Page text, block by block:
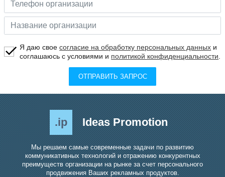
Я даю своесогласие на обработку персональных данных и
соглашаюсь с условиями и политикой конфиденциальности
ОТПРАВИТЬ ЗАПРОС
.ip Ideas Promotion
Мы решаем самые современные задачи по развитию
коммуникативных технологий и отражению конкурентных
преимуществ организации на рынке за счет персонального
продвижения Ваших рекламных продуктов.